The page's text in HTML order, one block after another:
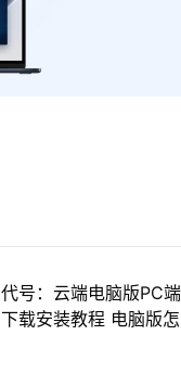
代号：云端电脑版PC端
下载安装教程 电脑版怎